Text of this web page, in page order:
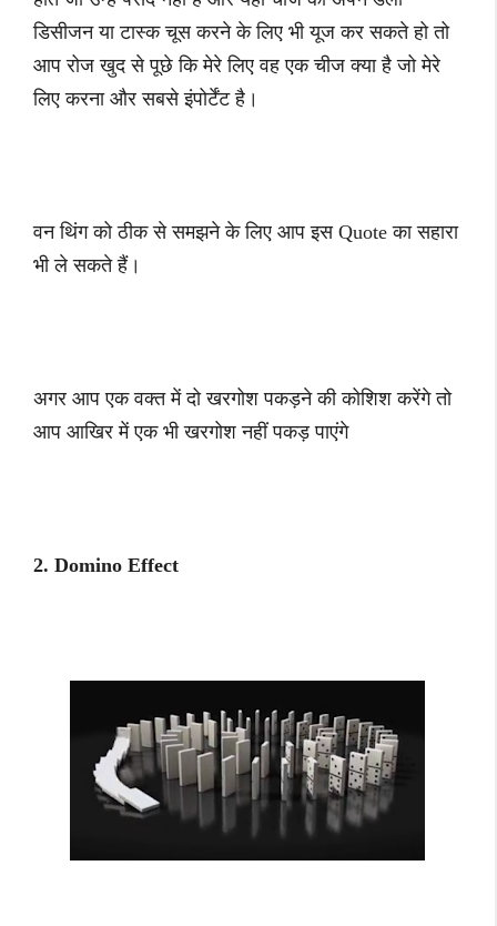
डिसीजन या टास्क चूस करने के लिए भी यूज कर सकते हो तो
आप रोज खुद से पूछे कि मेरे लिए वह एक चीज क्या है जो मेरे
लिए करना और सबसे इंपोर्टेंट है।
वन थिंग को ठीक से समझने के लिए आप इस Quote का सहारा
भी ले सकते हैं।
अगर आप एक वक्त में दो खरगोश पकड़ने की कोशिश करेंगे तो
आप आखिर में एक भी खरगोश नहीं पकड़ पाएंगे
2. Domino Effect